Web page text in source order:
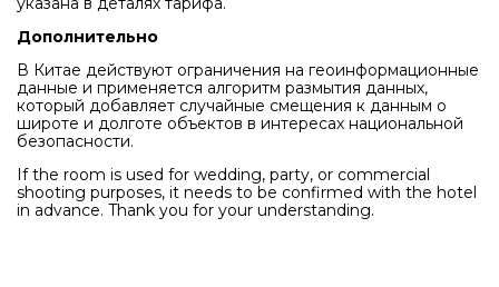
Дополнительно
В Китае действуют ограничения на геоинформационные
данные и применяется алгоритм размытия данных,
который добавляет случайные смещения к данным о
широте и долготе объектов в интересах национальной
безопасности.
If the room is used for wedding, party, or commercial
shooting purposes, it needs to be confirmed with the hotel
in advance. Thank you for your understanding.